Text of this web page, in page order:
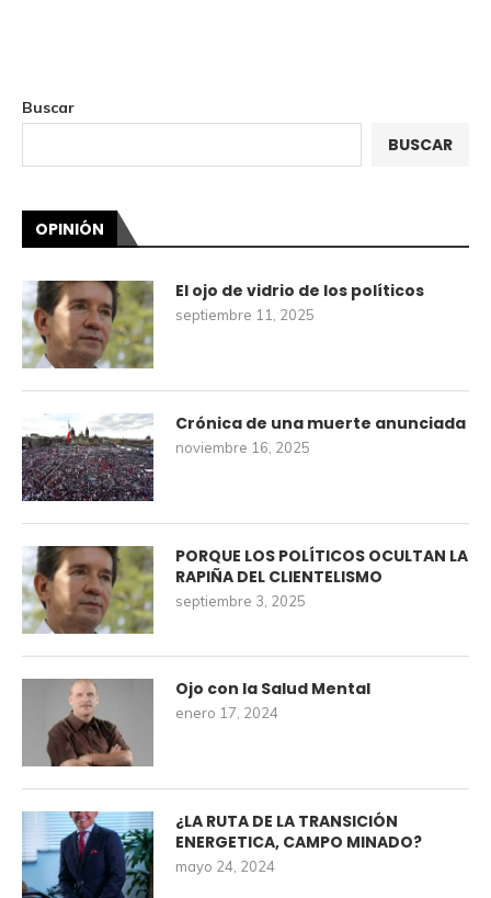
Buscar
BUSCAR
OPINIÓN
El ojo de vidrio de los políticos
septiembre 11, 2025
Crónica de una muerte anunciada
noviembre 16, 2025
PORQUE LOS POLÍTICOS OCULTAN LA
RAPIÑA DEL CLIENTELISMO
septiembre 3, 2025
Ojo con la Salud Mental
enero 17, 2024
¿LA RUTA DE LA TRANSICIÓN
ENERGETICA, CAMPO MINADO?
mayo 24, 2024